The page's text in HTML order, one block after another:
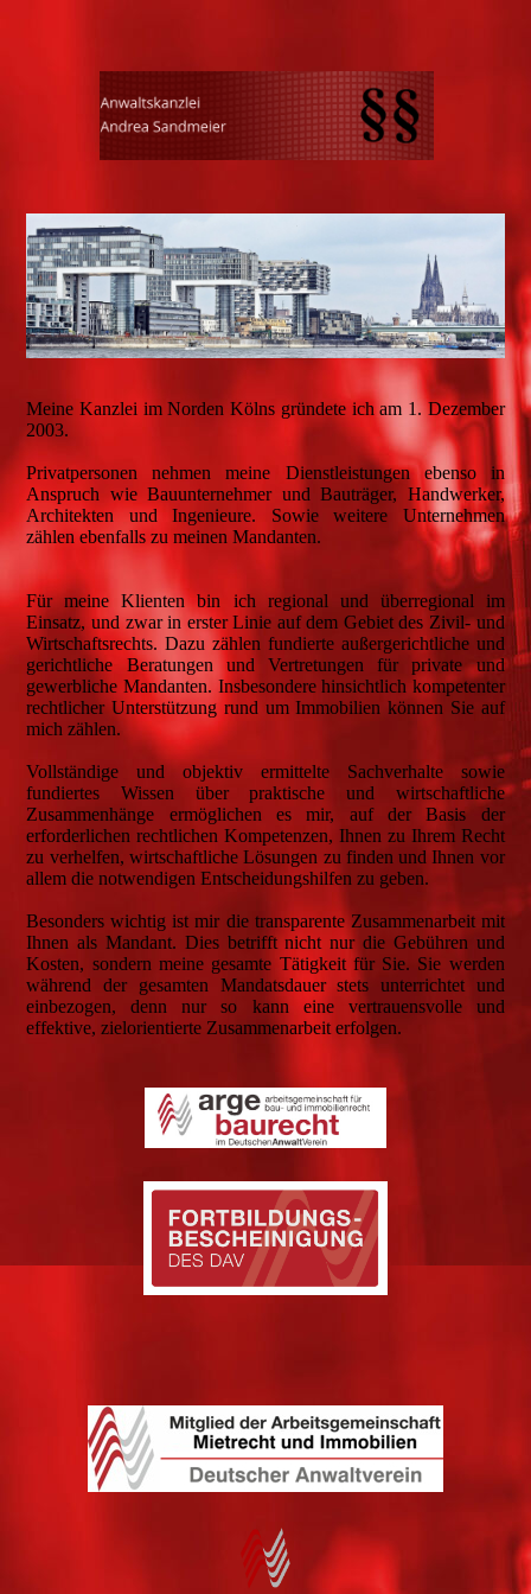
Meine Kanzlei im Norden Kölns gründete ich am 1. Dezember
2003.
Privatpersonen nehmen meine Dienstleistungen ebenso in
Anspruch wie Bauunternehmer und Bauträger, Handwerker,
Architekten und Ingenieure. Sowie weitere Unternehmen
zählen ebenfalls zu meinen Mandanten.
Für meine Klienten bin ich regional und überregional im
Einsatz, und zwar in erster Linie auf dem Gebiet des Zivil- und
Wirtschaftsrechts. Dazu zählen fundierte außergerichtliche und
gerichtliche Beratungen und Vertretungen für private und
gewerbliche Mandanten. Insbesondere hinsichtlich kompetenter
rechtlicher Unterstützung rund um Immobilien können Sie auf
mich zählen.
Vollständige und objektiv ermittelte Sachverhalte sowie
fundiertes Wissen über praktische und wirtschaftliche
Zusammenhänge ermöglichen es mir, auf der Basis der
erforderlichen rechtlichen Kompetenzen, Ihnen zu Ihrem Recht
zu verhelfen, wirtschaftliche Lösungen zu finden und Ihnen vor
allem die notwendigen Entscheidungshilfen zu geben.
Besonders wichtig ist mir die transparente Zusammenarbeit mit
Ihnen als Mandant. Dies betrifft nicht nur die Gebühren und
Kosten, sondern meine gesamte Tätigkeit für Sie. Sie werden
während der gesamten Mandatsdauer stets unterrichtet und
einbezogen, denn nur so kann eine vertrauensvolle und
effektive, zielorientierte Zusammenarbeit erfolgen.